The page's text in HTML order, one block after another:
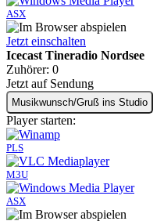
ASX
Jetzt einschalten
Icecast Tineradio Nordsee
Zuhörer: 0
Jetzt auf Sendung
Musikwunsch/Gruß ins Studio
Player starten:
PLS
M3U
ASX